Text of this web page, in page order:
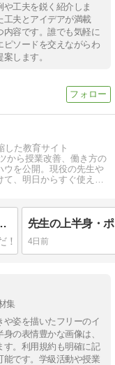
工夫を鋭く紹介しま
工夫とアイデアが満載
容です。誰でも気軽に
ソードを交えながらわ
します。
した教育サイト
から授業改善、働き方の
ウを公開。現役の先生や
、明日からすぐ使える
小学校のお便りや学級通信で使えるフリー画像
4日前
集
姿を描いたフリーのイ
の表情豊かな画像は、
す。利用規約も明確に記
能です。学級活動や授業